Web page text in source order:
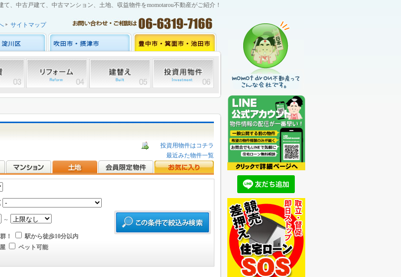
、中古戸建て、中古マンション、土地、収益物件をmomotarou不動産がご紹介！
サイトマップ
投資用物件はコチラ
最近みた物件一覧
～
！
駅から徒歩10分以内
ペット可能